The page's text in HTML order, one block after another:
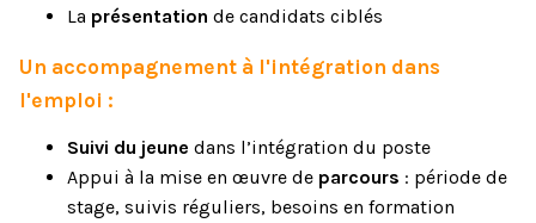
La présentation de candidats ciblés
Un accompagnement à l'intégration dans
l'emploi :
Suivi du jeune dans l’intégration du poste
Appui à la mise en œuvre de parcours : période de
stage, suivis réguliers, besoins en formation